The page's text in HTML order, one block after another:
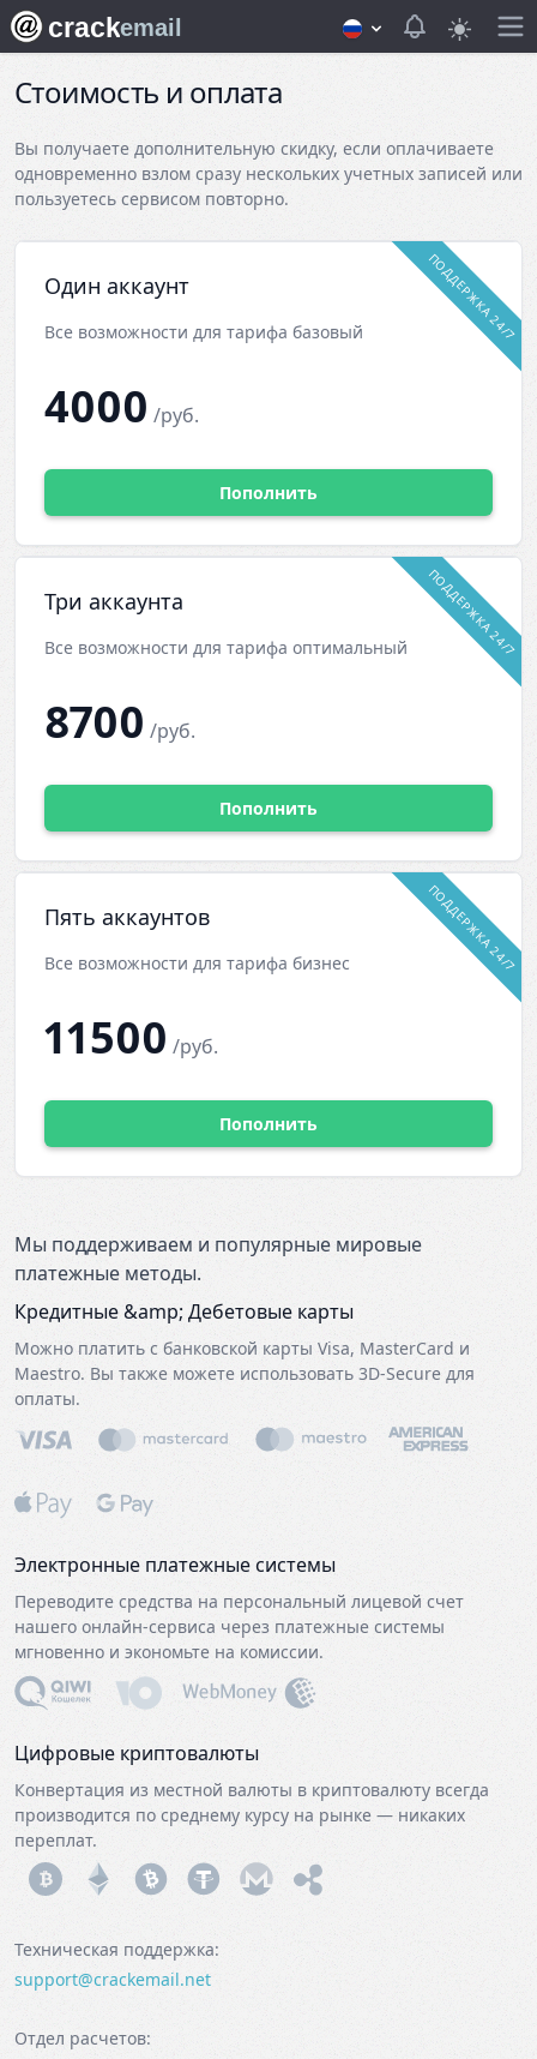
crackemail View
Стоимость и оплата
Вы получаете дополнительную скидку, если оплачиваете
одновременно взлом сразу нескольких учетных записей или
пользуетесь сервисом повторно.
ПОДДЕРЖКА 24/7
Один аккаунт
Все возможности для тарифа базовый
4000 /руб.
Пополнить
ПОДДЕРЖКА 24/7
Три аккаунта
Все возможности для тарифа оптимальный
8700 /руб.
Пополнить
ПОДДЕРЖКА 24/7
Пять аккаунтов
Все возможности для тарифа бизнес
11500 /руб.
Пополнить
Мы поддерживаем и популярные мировые
платежные методы.
Кредитные &amp; Дебетовые карты
Можно платить с банковской карты Visa, MasterCard и
Maestro. Вы также можете использовать 3D-Secure для
оплаты.
Электронные платежные системы
Переводите средства на персональный лицевой счет
нашего онлайн-сервиса через платежные системы
мгновенно и экономьте на комиссии.
Цифровые криптовалюты
Конвертация из местной валюты в криптовалюту всегда
производится по среднему курсу на рынке — никаких
переплат.
Техническая поддержка:
support@‌crackemail.net
Отдел расчетов: